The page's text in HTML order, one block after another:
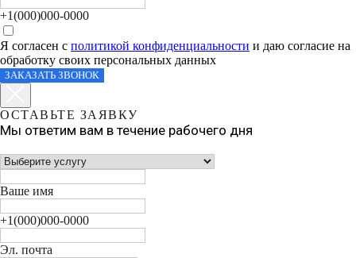
+1(000)000-0000
Я согласен с политикой конфиденциальности и даю согласие на
обработку своих персональных данных
ЗАКАЗАТЬ ЗВОНОК
ОСТАВЬТЕ ЗАЯВКУ
Мы ответим вам в течение рабочего дня
Ваше имя
+1(000)000-0000
Эл. почта